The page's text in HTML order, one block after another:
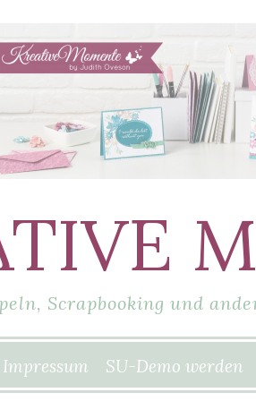
Scrapbooking und
Impressum SU-Demo werden